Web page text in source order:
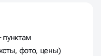
И ЦЕЛИ
пунктам
фото, цены)